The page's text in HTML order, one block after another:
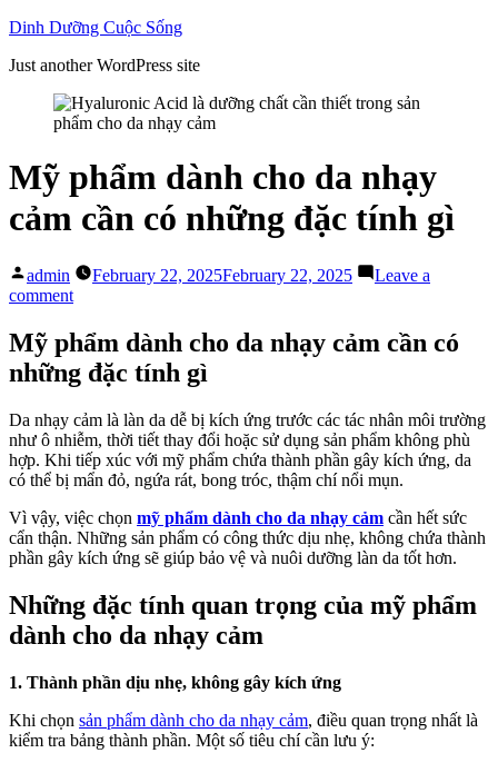
Skip
content
Dinh Dưỡng Cuộc Sống
Just another WordPress site
Mỹ phẩm dành cho da nhạy
cảm cần có những đặc tính gì
Posted
by
admin February 22, 2025February 22, 2025
Leave a
commenton
phẩm
dành
cho
nhạy
cảm
cần
có
đặc
tính
gì
Mỹ phẩm dành cho da nhạy cảm cần có
những đặc tính gì
Da nhạy cảm là làn da dễ bị kích ứng trước các tác nhân môi trường
như ô nhiễm, thời tiết thay đổi hoặc sử dụng sản phẩm không phù
hợp. Khi tiếp xúc với mỹ phẩm chứa thành phần gây kích ứng, da
có thể bị mẩn đỏ, ngứa rát, bong tróc, thậm chí nổi mụn.
Vì vậy, việc chọn mỹ phẩm dành cho da nhạy cảm cần hết sức
cẩn thận. Những sản phẩm có công thức dịu nhẹ, không chứa thành
phần gây kích ứng sẽ giúp bảo vệ và nuôi dưỡng làn da tốt hơn.
Những đặc tính quan trọng của mỹ phẩm
dành cho da nhạy cảm
1. Thành phần dịu nhẹ, không gây kích ứng
Khi chọn sản phẩm dành cho da nhạy cảm, điều quan trọng nhất là
kiểm tra bảng thành phần. Một số tiêu chí cần lưu ý: